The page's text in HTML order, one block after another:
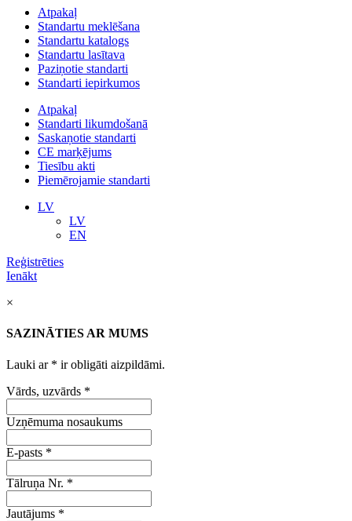
Atpakaļ
Standartu meklēšana
Standartu katalogs
Standartu lasītava
Paziņotie standarti
Standarti iepirkumos
Atpakaļ
Standarti likumdošanā
Saskaņotie standarti
CE marķējums
Tiesību akti
Piemērojamie standarti
LV
LV
EN
Reģistrēties
Ienākt
×
SAZINĀTIES AR MUMS
Lauki ar * ir obligāti aizpildāmi.
Vārds, uzvārds *
Uzņēmuma nosaukums
E-pasts *
Tālruņa Nr. *
Jautājums *